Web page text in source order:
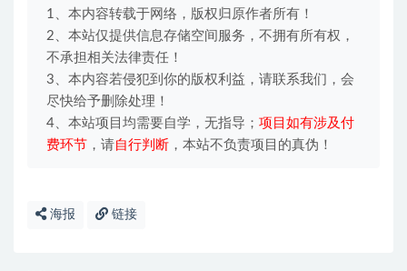
1、本内容转载于网络，版权归原作者所有！
2、本站仅提供信息存储空间服务，不拥有所有权，
不承担相关法律责任！
3、本内容若侵犯到你的版权利益，请联系我们，会
尽快给予删除处理！
4、本站项目均需要自学，无指导； 项目如有涉及付
费环节 ，请自行判断 ，本站不负责项目的真伪！
海报 链接